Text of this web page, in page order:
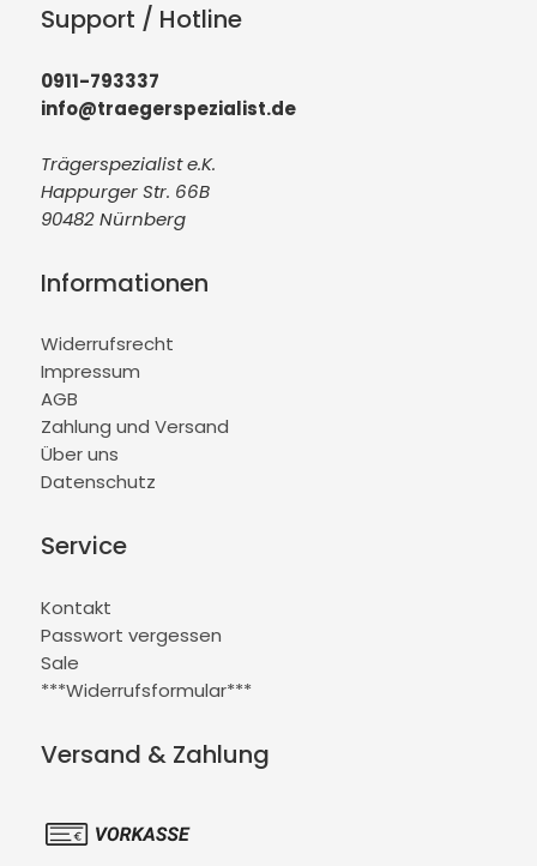
Support / Hotline
0911-793337
info@traegerspezialist.de
Trägerspezialist e.K.
Happurger Str. 66B
90482 Nürnberg
Informationen
Widerrufsrecht
Impressum
AGB
Zahlung und Versand
Über uns
Datenschutz
Service
Kontakt
Passwort vergessen
Sale
***Widerrufsformular***
Versand & Zahlung